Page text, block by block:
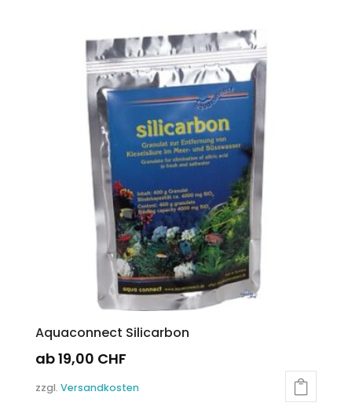
Varianten
Produktseite
Aquaconnect Silicarbon
ab19,00 CHF
Produkt
zzgl. Versandkosten